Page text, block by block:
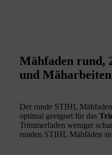
Mähfaden rund,
und Mäharbeiten
Der runde STIHL
optimal geeignet für das
Trimmerfaden weniger
runden STIHL Mähfäden